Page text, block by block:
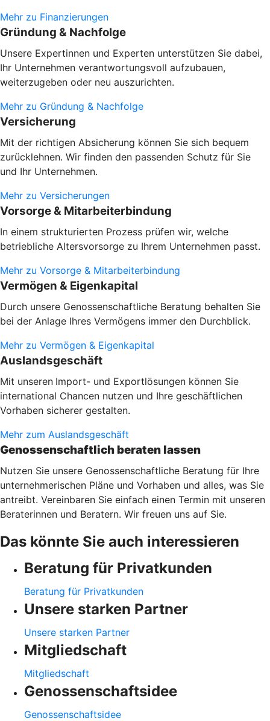
Mehr zu Finanzierungen
Gründung & Nachfolge
Unsere Expertinnen und Experten unterstützen Sie dabei,
Ihr Unternehmen verantwortungsvoll aufzubauen,
weiterzugeben oder neu auszurichten.
Mehr zu Gründung & Nachfolge
Versicherung
Mit der richtigen Absicherung können Sie sich bequem
zurücklehnen. Wir finden den passenden Schutz für Sie
und Ihr Unternehmen.
Mehr zu Versicherungen
Vorsorge & Mitarbeiterbindung
In einem strukturierten Prozess prüfen wir, welche
betriebliche Altersvorsorge zu Ihrem Unternehmen passt.
Mehr zu Vorsorge & Mitarbeiterbindung
Vermögen & Eigenkapital
Durch unsere Genossenschaftliche Beratung behalten Sie
bei der Anlage Ihres Vermögens immer den Durchblick.
Mehr zu Vermögen & Eigenkapital
Auslandsgeschäft
Mit unseren Import- und Exportlösungen können Sie
international Chancen nutzen und Ihre geschäftlichen
Vorhaben sicherer gestalten.
Mehr zum Auslandsgeschäft
Genossenschaftlich beraten lassen
Nutzen Sie unsere Genossenschaftliche Beratung für Ihre
unternehmerischen Pläne und Vorhaben und alles, was Sie
antreibt. Vereinbaren Sie einfach einen Termin mit unseren
Beraterinnen und Beratern. Wir freuen uns auf Sie.
Das könnte Sie auch interessieren
Beratung für Privatkunden
Beratung für Privatkunden
Unsere starken Partner
Unsere starken Partner
Mitgliedschaft
Mitgliedschaft
Genossenschaftsidee
Genossenschaftsidee